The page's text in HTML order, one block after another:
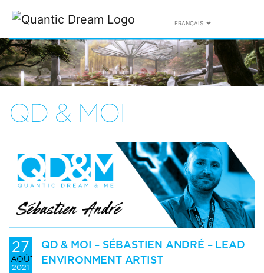
FRANÇAIS
QD & MOI
27
AOÛT
2021
QD & MOI – SÉBASTIEN ANDRÉ – LEAD
ENVIRONMENT ARTIST